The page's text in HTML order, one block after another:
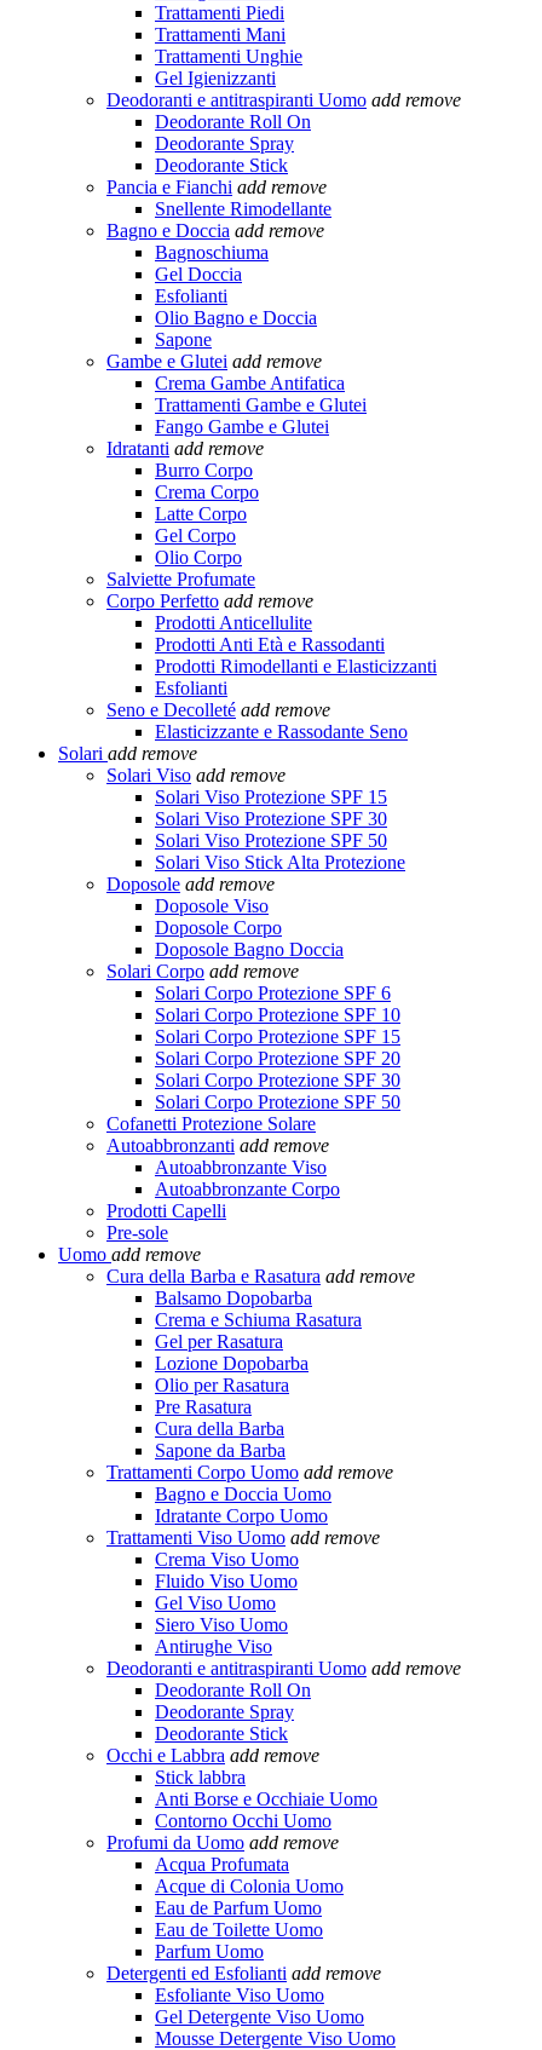
Trattamenti Piedi
Trattamenti Mani
Trattamenti Unghie
Gel Igienizzanti
Deodoranti e antitraspiranti Uomo add remove
Deodorante Roll On
Deodorante Spray
Deodorante Stick
Pancia e Fianchi add remove
Snellente Rimodellante
Bagno e Doccia add remove
Bagnoschiuma
Gel Doccia
Esfolianti
Olio Bagno e Doccia
Sapone
Gambe e Glutei add remove
Crema Gambe Antifatica
Trattamenti Gambe e Glutei
Fango Gambe e Glutei
Idratanti add remove
Burro Corpo
Crema Corpo
Latte Corpo
Gel Corpo
Olio Corpo
Salviette Profumate
Corpo Perfetto add remove
Prodotti Anticellulite
Prodotti Anti Età e Rassodanti
Prodotti Rimodellanti e Elasticizzanti
Esfolianti
Seno e Decolleté add remove
Elasticizzante e Rassodante Seno
Solari add remove
Solari Viso add remove
Solari Viso Protezione SPF 15
Solari Viso Protezione SPF 30
Solari Viso Protezione SPF 50
Solari Viso Stick Alta Protezione
Doposole add remove
Doposole Viso
Doposole Corpo
Doposole Bagno Doccia
Solari Corpo add remove
Solari Corpo Protezione SPF 6
Solari Corpo Protezione SPF 10
Solari Corpo Protezione SPF 15
Solari Corpo Protezione SPF 20
Solari Corpo Protezione SPF 30
Solari Corpo Protezione SPF 50
Cofanetti Protezione Solare
Autoabbronzanti add remove
Autoabbronzante Viso
Autoabbronzante Corpo
Prodotti Capelli
Pre-sole
Uomo add remove
Cura della Barba e Rasatura add remove
Balsamo Dopobarba
Crema e Schiuma Rasatura
Gel per Rasatura
Lozione Dopobarba
Olio per Rasatura
Pre Rasatura
Cura della Barba
Sapone da Barba
Trattamenti Corpo Uomo add remove
Bagno e Doccia Uomo
Idratante Corpo Uomo
Trattamenti Viso Uomo add remove
Crema Viso Uomo
Fluido Viso Uomo
Gel Viso Uomo
Siero Viso Uomo
Antirughe Viso
Deodoranti e antitraspiranti Uomo add remove
Deodorante Roll On
Deodorante Spray
Deodorante Stick
Occhi e Labbra add remove
Stick labbra
Anti Borse e Occhiaie Uomo
Contorno Occhi Uomo
Profumi da Uomo add remove
Acqua Profumata
Acque di Colonia Uomo
Eau de Parfum Uomo
Eau de Toilette Uomo
Parfum Uomo
Detergenti ed Esfolianti add remove
Esfoliante Viso Uomo
Gel Detergente Viso Uomo
Mousse Detergente Viso Uomo